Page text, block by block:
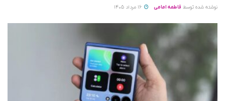
نوشته شده توسط فاطمه امامی